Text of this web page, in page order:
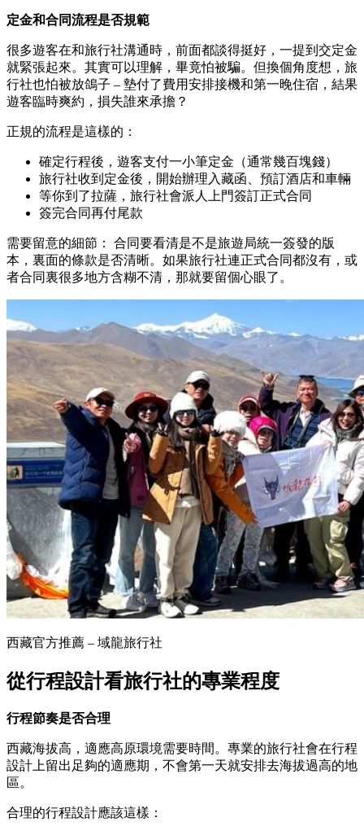
定金和合同流程是否規範
很多遊客在和旅行社溝通時，前面都談得挺好，一提到交定金
就緊張起來。其實可以理解，畢竟怕被騙。但換個角度想，旅
行社也怕被放鴿子 – 墊付了費用安排接機和第一晚住宿，結果
遊客臨時爽約，損失誰來承擔？
正規的流程是這樣的：
確定行程後，遊客支付一小筆定金（通常幾百塊錢）
旅行社收到定金後，開始辦理入藏函、預訂酒店和車輛
等你到了拉薩，旅行社會派人上門簽訂正式合同
簽完合同再付尾款
需要留意的細節： 合同要看清是不是旅遊局統一簽發的版
本，裏面的條款是否清晰。如果旅行社連正式合同都沒有，或
者合同裏很多地方含糊不清，那就要留個心眼了。
西藏官方推薦 – 域龍旅行社
從行程設計看旅行社的專業程度
行程節奏是否合理
西藏海拔高，適應高原環境需要時間。專業的旅行社會在行程
設計上留出足夠的適應期，不會第一天就安排去海拔過高的地
區。
合理的行程設計應該這樣：